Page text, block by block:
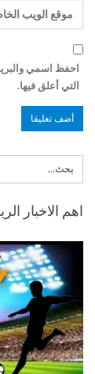
احفظ اسمي
التي أعلق فيها.
اهم الاخبار